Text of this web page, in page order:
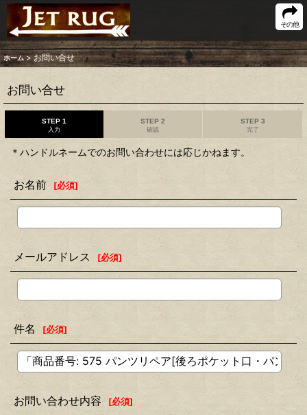
その他
ホーム > お問い合せ
お問い合せ
STEP 1
入力
STEP 2
確認
STEP 3
完了
＊ハンドルネームでのお問い合わせには応じかねます。
お名前 [必須]
メールアドレス [必須]
件名 [必須]
お問い合わせ内容 [必須]